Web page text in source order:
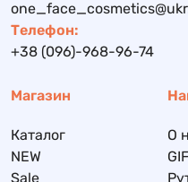
Телефон:
+38 (096)-968-96-74
Магазин
Каталог
NEW
Sale
О